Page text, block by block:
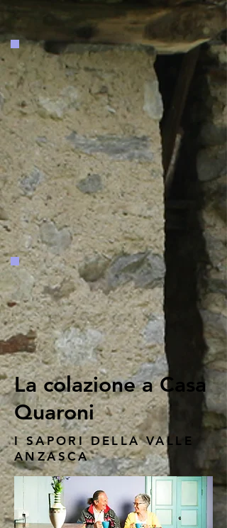
La colazione a Casa
Quaroni
I SAPORI DELLA VALLE
ANZASCA